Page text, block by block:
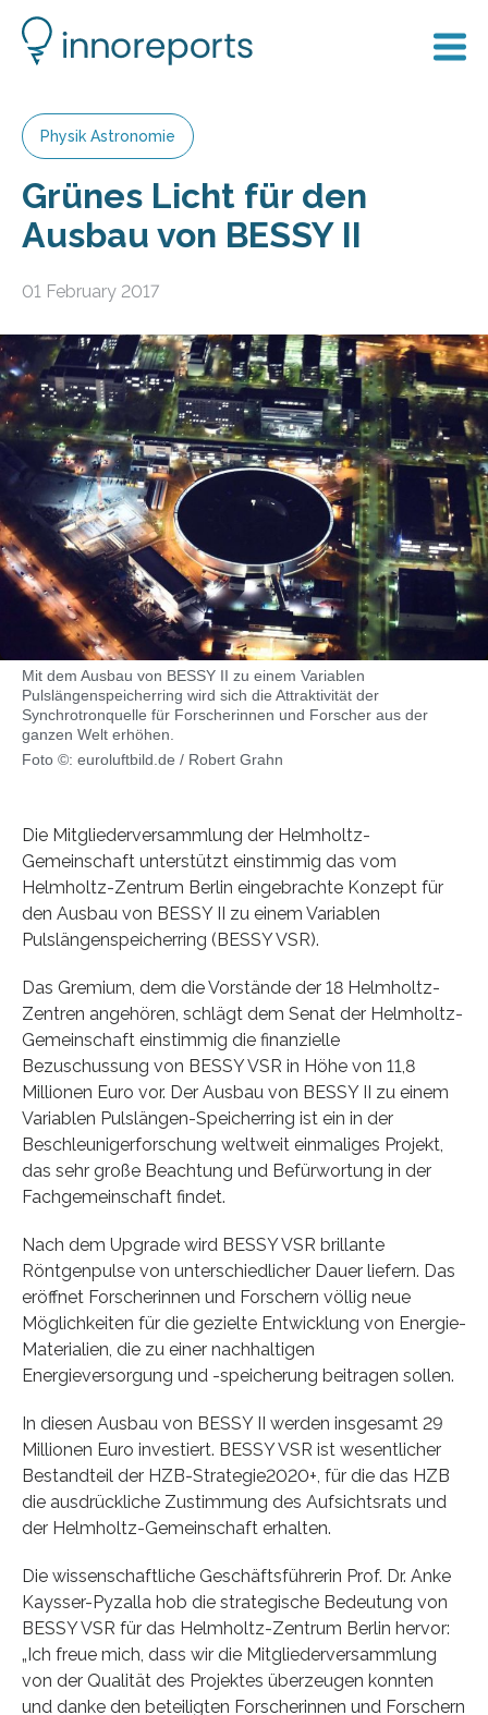
Physik Astronomie
Grünes Licht für den
Ausbau von BESSY II
01 February 2017
Mit dem Ausbau von BESSY II zu einem Variablen
Pulslängenspeicherring wird sich die Attraktivität der
Synchrotronquelle für Forscherinnen und Forscher aus der
ganzen Welt erhöhen.
Foto ©: euroluftbild.de / Robert Grahn
Die Mitgliederversammlung der Helmholtz-
Gemeinschaft unterstützt einstimmig das vom
Helmholtz-Zentrum Berlin eingebrachte Konzept für
den Ausbau von BESSY II zu einem Variablen
Pulslängenspeicherring (BESSY VSR).
Das Gremium, dem die Vorstände der 18 Helmholtz-
Zentren angehören, schlägt dem Senat der Helmholtz-
Gemeinschaft einstimmig die finanzielle
Bezuschussung von BESSY VSR in Höhe von 11,8
Millionen Euro vor. Der Ausbau von BESSY II zu einem
Variablen Pulslängen-Speicherring ist ein in der
Beschleunigerforschung weltweit einmaliges Projekt,
das sehr große Beachtung und Befürwortung in der
Fachgemeinschaft findet.
Nach dem Upgrade wird BESSY VSR brillante
Röntgenpulse von unterschiedlicher Dauer liefern. Das
eröffnet Forscherinnen und Forschern völlig neue
Möglichkeiten für die gezielte Entwicklung von Energie-
Materialien, die zu einer nachhaltigen
Energieversorgung und -speicherung beitragen sollen.
In diesen Ausbau von BESSY II werden insgesamt 29
Millionen Euro investiert. BESSY VSR ist wesentlicher
Bestandteil der HZB-Strategie2020+, für die das HZB
die ausdrückliche Zustimmung des Aufsichtsrats und
der Helmholtz-Gemeinschaft erhalten.
Die wissenschaftliche Geschäftsführerin Prof. Dr. Anke
Kaysser-Pyzalla hob die strategische Bedeutung von
BESSY VSR für das Helmholtz-Zentrum Berlin hervor:
„Ich freue mich, dass wir die Mitgliederversammlung
von der Qualität des Projektes überzeugen konnten
und danke den beteiligten Forscherinnen und Forschern